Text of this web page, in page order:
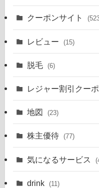
クーポンサイト
レビュー (15)
脱毛 (6)
レジャー割引クー
地図 (23)
株主優待 (77)
気になるサービス
drink (11)